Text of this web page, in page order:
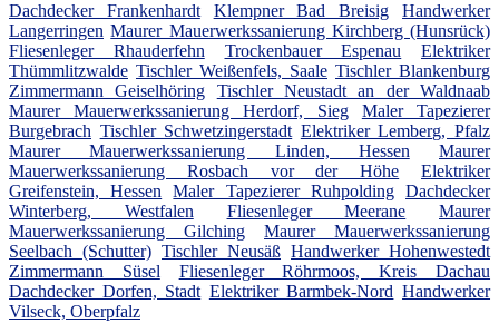
Dachdecker Frankenhardt Klempner Bad Breisig
Handwerker
Langerringen Maurer Mauerwerkssanierung Kirchberg (Hunsrück)
Fliesenleger Rhauderfehn
Trockenbauer Espenau
Elektriker
Thümmlitzwalde Tischler Weißenfels, Saale Tischler Blankenburg
Zimmermann Geiselhöring
Tischler Neustadt an der Waldnaab
Maurer Mauerwerkssanierung Herdorf, Sieg
Maler Tapezierer
Burgebrach Tischler Schwetzingerstadt Elektriker Lemberg, Pfalz
Maurer Mauerwerkssanierung Linden, Hessen
Maurer
Mauerwerkssanierung Rosbach vor der Höhe
Elektriker
Greifenstein, Hessen
Maler Tapezierer Ruhpolding
Dachdecker
Winterberg, Westfalen
Fliesenleger Meerane
Maurer
Mauerwerkssanierung Gilching
Maurer Mauerwerkssanierung
Seelbach (Schutter) Tischler Neusäß Handwerker Hohenwestedt
Zimmermann Süsel
Fliesenleger Röhrmoos, Kreis Dachau
Dachdecker Dorfen, Stadt Elektriker Barmbek-Nord Handwerker
Vilseck, Oberpfalz